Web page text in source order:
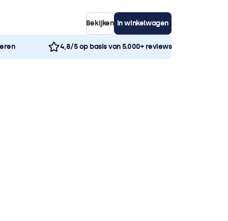
Bekijken In winkelwagen
4,8/5 op basis van 5.000+ reviews